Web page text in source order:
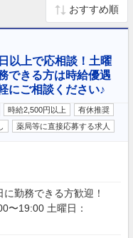
以上で応相談！土曜
できる方は時給優遇
にご相談ください♪
時給2,500円以上
有休推奨
薬局等に直接応募する求人
土曜日：